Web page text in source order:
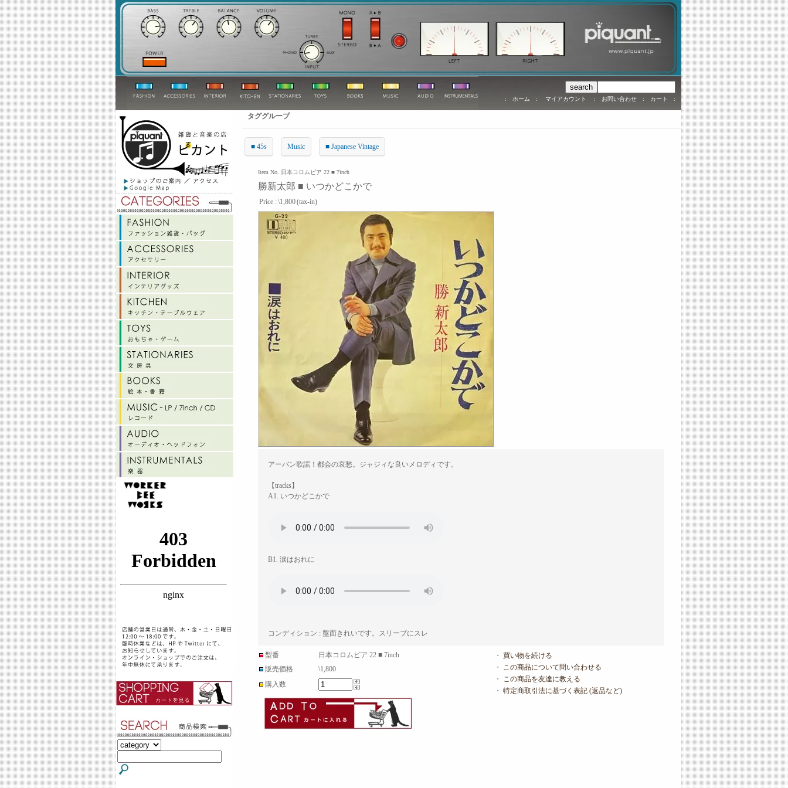
: ホーム : マイアカウント : お問い合わせ : カート :
タググループ
■ 45s Music ■ Japanese Vintage
Item No. 日本コロムビア 22 ■ 7inch
勝新太郎 ■ いつかどこかで
Price :\1,800(tax-in)
アーバン歌謡！都会の哀愁。ジャジィな良いメロディです。
【tracks】
A1. いつかどこかで
B1. 涙はおれに
コンディション : 盤面きれいです。スリーブにスレ
型番
日本コロムビア 22 ■ 7inch
販売価格
\1,800
購入数
・ 買い物を続ける
・ この商品について問い合わせる
・ この商品を友達に教える
・ 特定商取引法に基づく表記 (返品など)